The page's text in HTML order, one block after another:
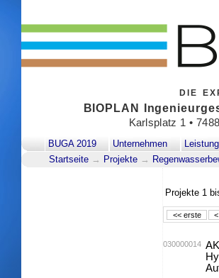
DIE
BIOPLAN
Karlsplatz 1 •
BUGA 2019 Unternehmen
Startseite → Projekte →
Projekte 1
<< erste
030000014